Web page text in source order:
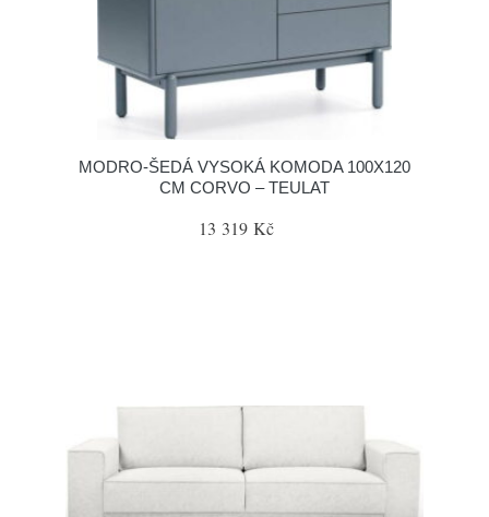
MODRO-ŠEDÁ VYSOKÁ KOMODA 100X120
CM CORVO – TEULAT
13 319 Kč